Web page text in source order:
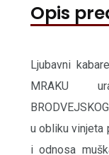
Opis
Ljubavni
MRAKU
u obliku vinjeta
i odnosa